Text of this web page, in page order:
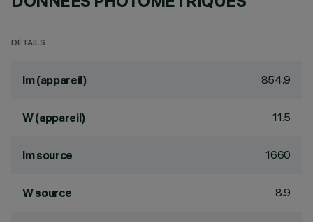
DÉTAILS
lm (appareil) 854.9
W (appareil) 11.5
lm source 1660
W source 8.9